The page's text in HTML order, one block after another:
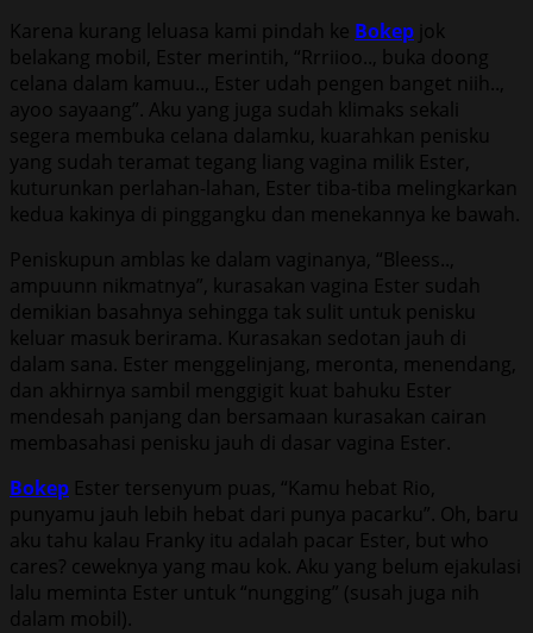
Karena kurang leluasa kami pindah ke Bokep jok
belakang mobil, Ester merintih, “Rrriioo.., buka doong
celana dalam kamuu.., Ester udah pengen banget niih..,
ayoo sayaang”. Aku yang juga sudah klimaks sekali
segera membuka celana dalamku, kuarahkan penisku
yang sudah teramat tegang liang vagina milik Ester,
kuturunkan perlahan-lahan, Ester tiba-tiba melingkarkan
kedua kakinya di pinggangku dan menekannya ke bawah.
Peniskupun amblas ke dalam vaginanya, “Bleess..,
ampuunn nikmatnya”, kurasakan vagina Ester sudah
demikian basahnya sehingga tak sulit untuk penisku
keluar masuk berirama. Kurasakan sedotan jauh di
dalam sana. Ester menggelinjang, meronta, menendang,
dan akhirnya sambil menggigit kuat bahuku Ester
mendesah panjang dan bersamaan kurasakan cairan
membasahasi penisku jauh di dasar vagina Ester.
Bokep Ester tersenyum puas, “Kamu hebat Rio,
punyamu jauh lebih hebat dari punya pacarku”. Oh, baru
aku tahu kalau Franky itu adalah pacar Ester, but who
cares? ceweknya yang mau kok. Aku yang belum ejakulasi
lalu meminta Ester untuk “nungging” (susah juga nih
dalam mobil).